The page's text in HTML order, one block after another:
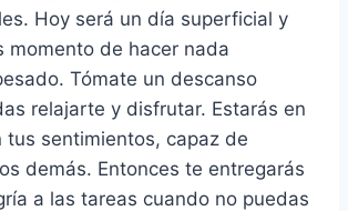
Hoy será un día superficial y
momento de hacer nada
Tómate un descanso
relajarte y disfrutar. Estarás en
tus sentimientos, capaz de
demás. Entonces te entregarás
a las tareas cuando no puedas